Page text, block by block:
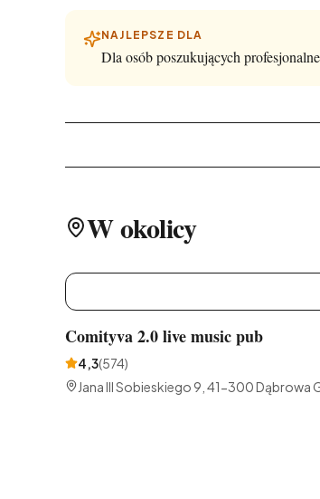
NAJLEPSZE DLA
Dla osób poszukujących
W okolicy
Comityva 2.0 live music pub
4,3(574)
Jana III Sobieskiego 9, 41-300 Dąbrowa